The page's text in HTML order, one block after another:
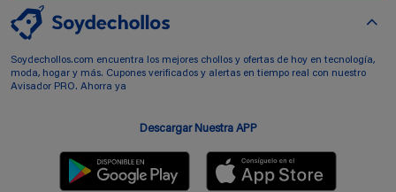
Soydechollos.com encuentra los mejores chollos y ofertas de hoy en tecnología,
moda, hogar y más. Cupones verificados y alertas en tiempo real con nuestro
Avisador PRO. Ahorra ya
Descargar Nuestra APP